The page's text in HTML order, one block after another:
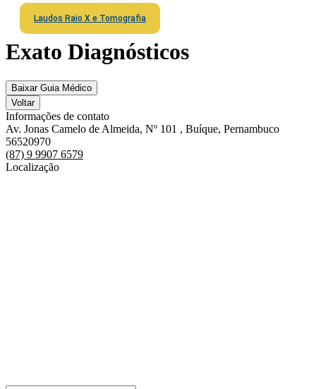
Laudos Raio X e Tomografia
Exato Diagnósticos
Baixar Guia Médico
Voltar
Informações de contato
Av. Jonas Camelo de Almeida, Nº 101 , Buíque, Pernambuco
56520970
(87) 9 9907 6579
Localização